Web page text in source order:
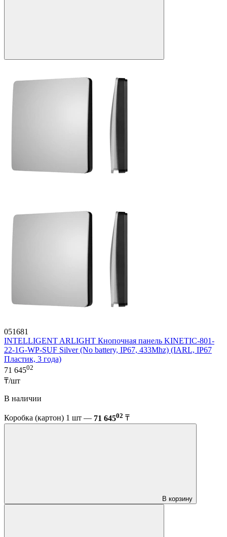
051681
INTELLIGENT ARLIGHT Кнопочная панель KINETIC-801-
22-1G-WP-SUF Silver (No battery, IP67, 433Mhz) (IARL, IP67
Пластик, 3 года)
71 64502
₸/шт
В наличии
Коробка (картон) 1 шт — 71 64502 ₸
В корзину